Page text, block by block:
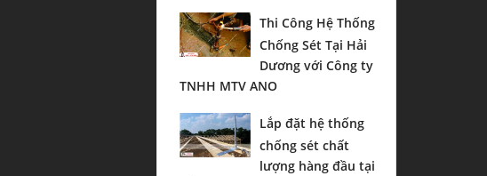
Thi Công Hệ Thống
Chống Sét Tại Hải
Dương với Công ty
TNHH MTV ANO
Lắp đặt hệ thống
chống sét chất
lượng hàng đầu tại